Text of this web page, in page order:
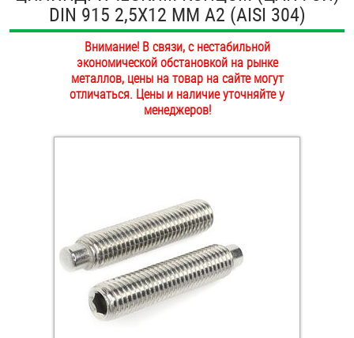
НАШИ МАГАЗИНЫ
Гайки
Дюбели
Дюймовый крепёж
Крюки, кольца с метрической резьбой
Крюки, кольца с шурупной резьбой
DIN 915 2,5Х12 ММ А2 (AISI 304)
Внимание! В связи, с нестабильной
экономической обстановкой на рынке
металлов, цены на товар на сайте могут
отличаться. Цены и наличие уточняйте у
менеджеров!